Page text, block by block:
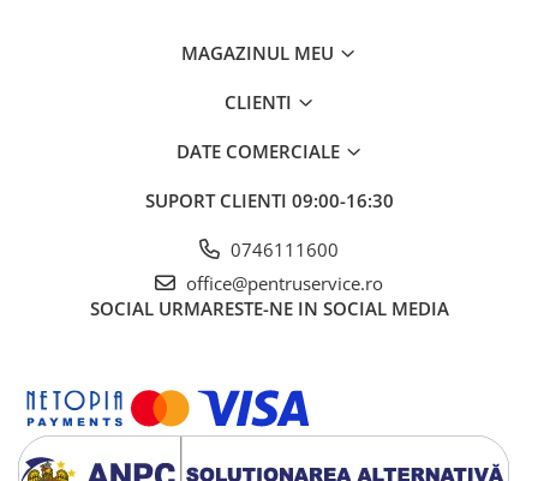
Instrumente de Masurat
Clichete, Extensii, Adaptoare,
Dispozitive magnetice, oglinzi,
Consumabile
Produse igiena
MAGAZINUL MEU
CLIENTI
DATE COMERCIALE
SUPORT CLIENTI 09:00-16:30
0746111600
office@pentruservice.ro
SOCIAL URMARESTE-NE IN SOCIAL MEDIA